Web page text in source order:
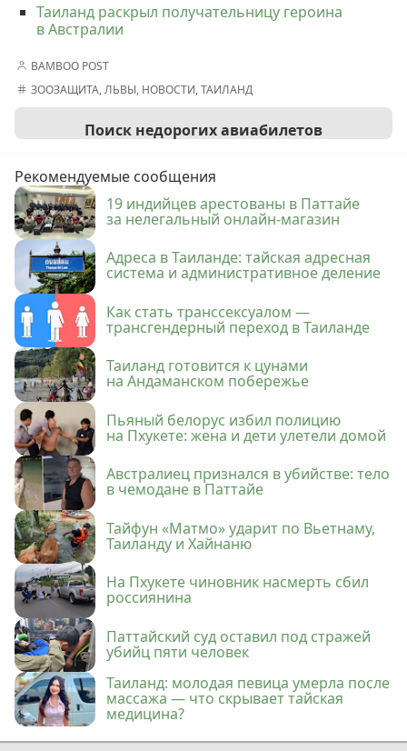
Таиланд раскрыл получательницу героина
в Австралии
BAMBOO POST
ЗООЗАЩИТА,ЛЬВЫ, НОВОСТИ,ТАИЛАНД
Поиск недорогих авиабилетов
Рекомендуемые сообщения
19 индийцев арестованы в Паттайе
за нелегальный онлайн-магазин
Адреса в Таиланде: тайская адресная
система и административное деление
Как стать транссексуалом —
трансгендерный переход в Таиланде
Таиланд готовится к цунами
на Андаманском побережье
Пьяный белорус избил полицию
на Пхукете: жена и дети улетели домой
Австралиец признался в убийстве: тело
в чемодане в Паттайе
Тайфун «Матмо» ударит по Вьетнаму,
Таиланду и Хайнаню
На Пхукете чиновник насмерть сбил
россиянина
Паттайский суд оставил под стражей
убийц пяти человек
Таиланд: молодая певица умерла после
массажа — что скрывает тайская
медицина?